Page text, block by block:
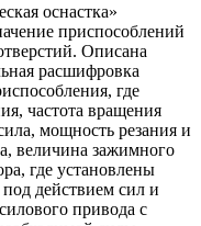
оснастка»
приспособлений
Описана
расшифровка
где
частота вращения
мощность резания и
величина зажимного
где установлены
действием сил и
привода с